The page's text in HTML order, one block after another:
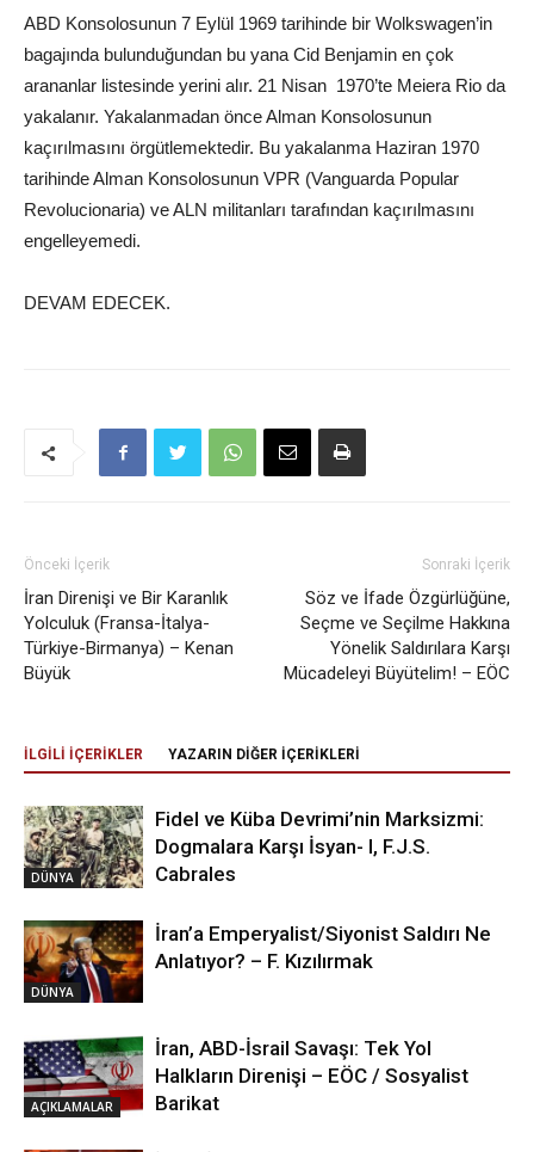
ABD Konsolosunun 7 Eylül 1969 tarihinde bir Wolkswagen’in
bagajında bulunduğundan bu yana Cid Benjamin en çok
arananlar listesinde yerini alır. 21 Nisan 1970’te Meiera Rio da
yakalanır. Yakalanmadan önce Alman Konsolosunun
kaçırılmasını örgütlemektedir. Bu yakalanma Haziran 1970
tarihinde Alman Konsolosunun VPR (Vanguarda Popular
Revolucionaria) ve ALN militanları tarafından kaçırılmasını
engelleyemedi.
DEVAM EDECEK.
Önceki İçerik
İran Direnişi ve Bir Karanlık
Yolculuk (Fransa-İtalya-
Türkiye-Birmanya) – Kenan
Büyük
Sonraki İçerik
Söz ve İfade Özgürlüğüne,
Seçme ve Seçilme Hakkına
Yönelik Saldırılara Karşı
Mücadeleyi Büyütelim! – EÖC
İLGİLİ İÇERİKLER YAZARIN DİĞER İÇERİKLERİ
DÜNYA
Fidel ve Küba Devrimi’nin Marksizmi:
Dogmalara Karşı İsyan- I, F.J.S.
Cabrales
DÜNYA
İran’a Emperyalist/Siyonist Saldırı Ne
Anlatıyor? – F. Kızılırmak
AÇIKLAMALAR
İran, ABD-İsrail Savaşı: Tek Yol
Halkların Direnişi – EÖC / Sosyalist
Barikat